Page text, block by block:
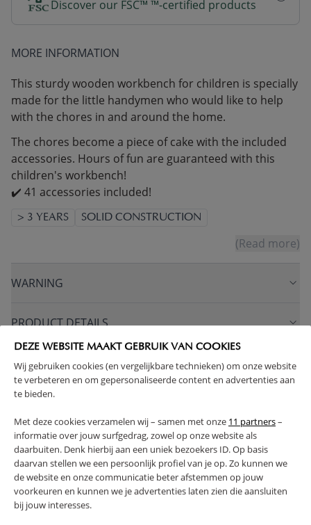
DEZE WEBSITE MAAKT GEBRUIK VAN COOKIES
Wij gebruiken cookies (en vergelijkbare technieken) om onze website
te verbeteren en om gepersonaliseerde content en advertenties aan
te bieden.
Met deze cookies verzamelen wij – samen met onze 11 partners–
informatie over jouw surfgedrag, zowel op onze website als
daarbuiten. Denk hierbij aan een uniek bezoekers ID. Op basis
daarvan stellen we een persoonlijk profiel van je op. Zo kunnen we
de website en onze communicatie beter afstemmen op jouw
voorkeuren en kunnen we je advertenties laten zien die aansluiten
bij jouw interesses.
Discover our FSC™ ™-certified products
MORE INFORMATION
This sturdy wooden workbench for children is specially
made for the little handymen who would like to help
with the chores in and around the home.
The chores become a piece of cake with the included
accessories. Hours of fun are guaranteed with this
children's workbench!
✔️ 41 accessories included!
> 3 YEARS SOLID CONSTRUCTION
(Read more)
WARNING
PRODUCT DETAILS
PROS AND CONS
FAQ
RETURNS